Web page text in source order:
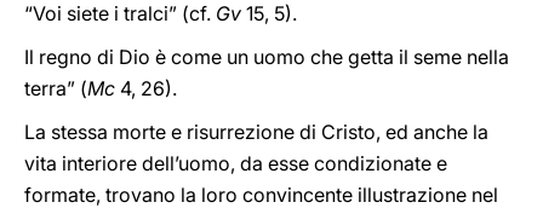
“Voi siete i tralci” (cf. Gv 15, 5).
Il regno di Dio è come un uomo che getta il seme nella
terra” (Mc 4, 26).
La stessa morte e risurrezione di Cristo, ed anche la
vita interiore dell’uomo, da esse condizionate e
formate, trovano la loro convincente illustrazione nel